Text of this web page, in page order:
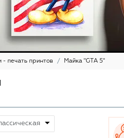
- печать принтов Майка "GTA 5"